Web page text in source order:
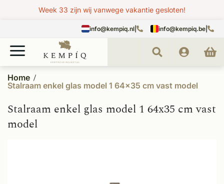
Week 33 zijn wij vanwege vakantie gesloten!
info@kempiq.nl info@kempiq.be
Home
Stalraam enkel glas model 1 64x35 cm vast model
Stalraam enkel glas model 1 64x35 cm vast
model